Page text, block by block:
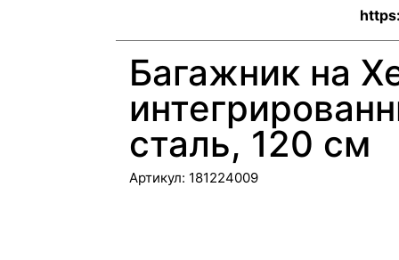
Багажник на
сталь, 120 см
Артикул: 181224009